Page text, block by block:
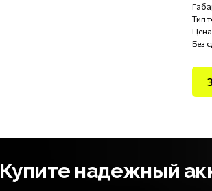
Тип
Цена
Без
Купите надежный